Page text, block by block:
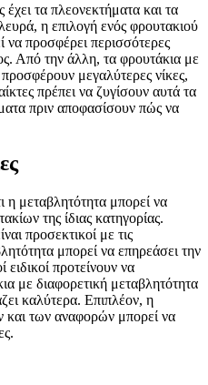
τα πλεονεκτήματα και τα
η επιλογή ενός φρουτακιού
να προσφέρει περισσότερες
Από την άλλη, τα φρουτάκια με
μεγαλύτερες νίκες,
πρέπει να ζυγίσουν αυτά τα
πριν αποφασίσουν πώς να
η μεταβλητότητα μπορεί να
της ίδιας κατηγορίας.
προσεκτικοί με τις
μπορεί να επηρεάσει την
ειδικοί προτείνουν να
με διαφορετική μεταβλητότητα
καλύτερα. Επιπλέον, η
και των αναφορών μπορεί να